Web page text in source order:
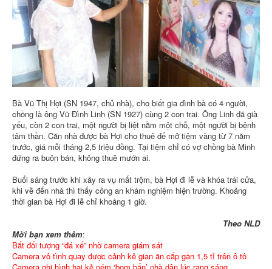
Bà Vũ Thị Hợi (SN 1947, chủ nhà), cho biết gia đình bà có 4 người,
chồng là ông Vũ Đình Linh (SN 1927) cùng 2 con trai. Ông Linh đã già
yếu, còn 2 con trai, một người bị liệt nằm một chỗ, một người bị bệnh
tâm thần. Căn nhà được bà Hợi cho thuê để mở tiệm vàng từ 7 năm
trước, giá mỗi tháng 2,5 triệu đồng. Tại tiệm chỉ có vợ chồng bà Minh
đứng ra buôn bán, không thuê mướn ai.
Buổi sáng trước khi xảy ra vụ mất trộm, bà Hợi đi lễ và khóa trái cửa,
khi về đến nhà thì thấy công an khám nghiệm hiện trường. Khoảng
thời gian bà Hợi đi lễ chỉ khoảng 1 giờ.
Theo NLD
Mời bạn xem thêm:
Bắt đối tượng “đá xế” nhờ camera giám sát
Camera vô tình quay được cảnh kẻ gian ăn cắp gần 1,5 tỉ trên ô tô